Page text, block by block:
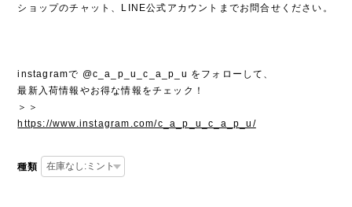
ショップのチャット、LINE公式アカウントまでお問合せください。
instagramで @c_a_p_u_c_a_p_u をフォローして、
最新入荷情報やお得な情報をチェック！
＞＞
https://www.instagram.com/c_a_p_u_c_a_p_u/
種類